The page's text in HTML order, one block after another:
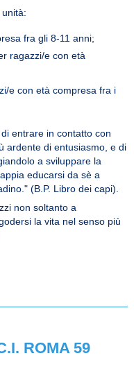
fra gli 8-11 anni;
ragazzi/e con età
e con età compresa fra i
entrare in contatto con
ardente di entusiasmo, e di
a sviluppare la
educarsi da sè a
(B.P. Libro dei capi).
non soltanto a
la vita nel senso più
ROMA 59